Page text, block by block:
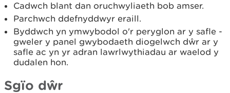
Cadwch blant dan oruchwyliaeth bob amser.
Parchwch ddefnyddwyr eraill.
Byddwch yn ymwybodol o'r peryglon ar y safle -
gweler y panel gwybodaeth diogelwch dŵr ar y
safle ac yn yr adran lawrlwythiadau ar waelod y
dudalen hon.
Sgïo dŵr